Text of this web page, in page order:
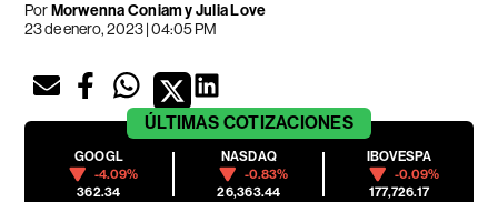
PorMorwenna Coniam y Julia Love
23 de enero, 2023 | 04:05 PM
ÚLTIMAS COTIZACIONES
GOOGL
-4.09%
362.34
NASDAQ
-0.83%
26,363.44
IBOVESPA
-0.09%
177,726.17